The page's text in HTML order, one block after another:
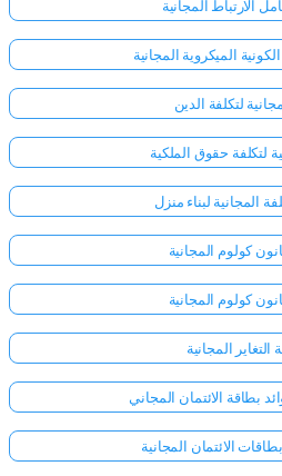
الارتباط المجانية
الميكروية المجانية
لتكلفة الدين
لتكلفة حقوق الملكية
المجانية لبناء منزل
كولوم المجانية
كولوم المجانية
التغاير المجانية
بطاقة الائتمان المجاني
الائتمان المجانية